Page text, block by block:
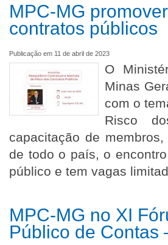
MPC-MG
contratos públicos
Publicação em 11 de abril de 2023
O
Minas
com o
Risco
capacitação de
de todo o país, o
público e tem vagas
MPC-MG no XI
Público de Contas